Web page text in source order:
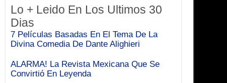
Lo + Leido En Los Ultimos 30
Dias
7 Películas Basadas En El Tema De La
Divina Comedia De Dante Alighieri
ALARMA! La Revista Mexicana Que Se
Convirtió En Leyenda